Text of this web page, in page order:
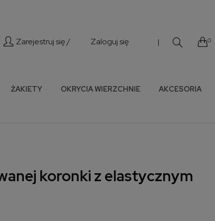
Zarejestruj się / Zaloguj się | 0
ŻAKIETY OKRYCIA WIERZCHNIE
AKCESORIA
koronki z elastycznym